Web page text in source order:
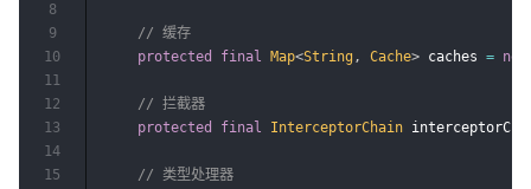
// 缓存
protected
final Map<String , Cache> caches = new
// 拦截器
protected
final InterceptorChain
// 类型处理器
8
9
10
11
12
13
14
15